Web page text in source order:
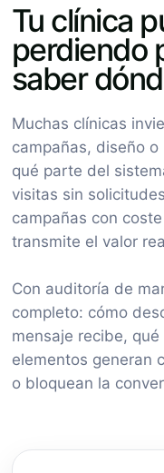
Tu clínica
perdiendo
saber
Muchas clínicas
campañas, diseño
qué parte del
visitas sin
campañas con
transmite el valor
Con auditoría de
completo: cómo
mensaje recibe,
elementos generan
o bloquean la